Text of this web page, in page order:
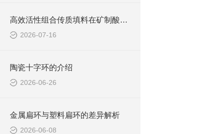
高效活性组合传质填料在矿制酸生产中的成功应用
2026-07-16
陶瓷十字环的介绍
2026-06-26
金属扁环与塑料扁环的差异解析
2026-06-08